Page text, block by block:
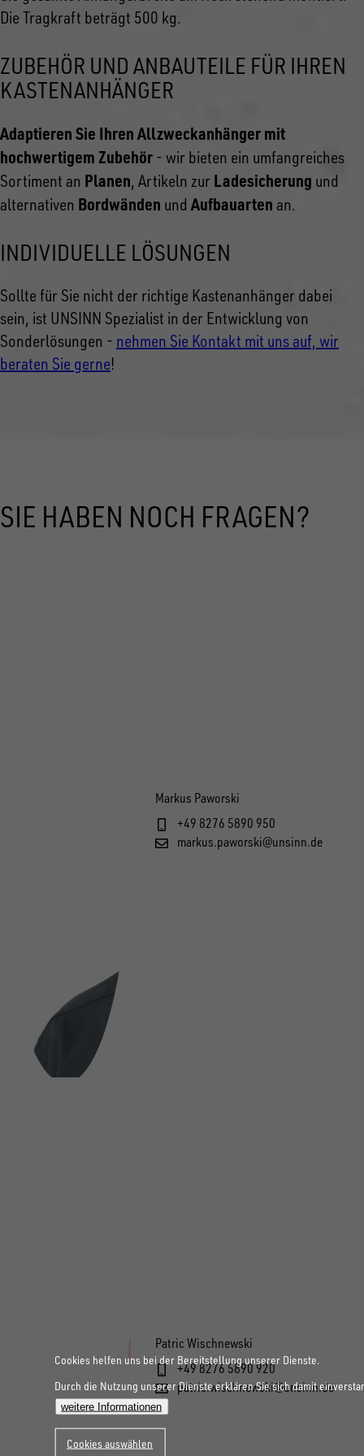
Die Tragkraft beträgt 500 kg.
ZUBEHÖR UND ANBAUTEILE FÜR IHREN
KASTENANHÄNGER
Adaptieren Sie Ihren Allzweckanhänger mit
hochwertigem Zubehör - wir bieten ein umfangreiches
Sortiment an Planen, Artikeln zur Ladesicherung und
alternativen Bordwänden undAufbauarten an.
INDIVIDUELLE LÖSUNGEN
Sollte für Sie nicht der richtige Kastenanhänger dabei
sein, ist UNSINN Spezialist in der Entwicklung von
Sonderlösungen - nehmen Sie Kontakt mit uns auf, wir
beraten Sie gerne!
SIE HABEN NOCH FRAGEN?
Markus Paworski
+49 8276 5890 950
markus.paworski@unsinn.de
Patric Wischnewski
+49 8276 5890 920
patric.wischnewski@unsinn.de
Cookies helfen uns bei der Bereitstellung unserer Dienste.
Durch die Nutzung unserer Dienste erklären Sie sich damit
weitere Informationen
Cookies auswählen